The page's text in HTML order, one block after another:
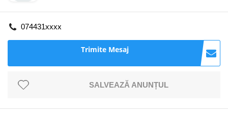
074431xxxx
Trimite Mesaj
SALVEAZĂ ANUNȚUL